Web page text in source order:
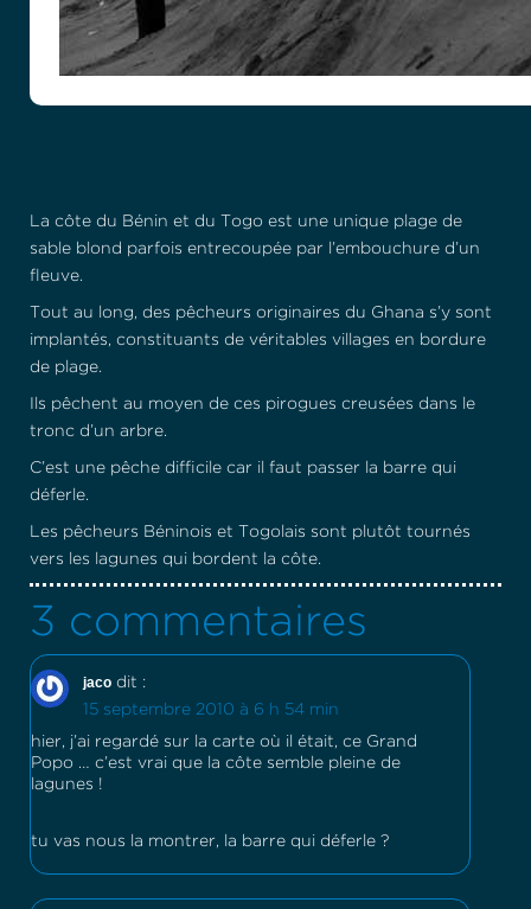
La côte du Bénin et du Togo est une unique plage de
sable blond parfois entrecoupée par l’embouchure d’un
fleuve.
Tout au long, des pêcheurs originaires du Ghana s’y sont
implantés, constituants de véritables villages en bordure
de plage.
Ils pêchent au moyen de ces pirogues creusées dans le
tronc d’un arbre.
C’est une pêche difficile car il faut passer la barre qui
déferle.
Les pêcheurs Béninois et Togolais sont plutôt tournés
vers les lagunes qui bordent la côte.
3 commentaires
jaco dit :
15 septembre 2010 à 6 h 54 min
hier, j’ai regardé sur la carte où il était, ce Grand
Popo … c’est vrai que la côte semble pleine de
lagunes !
tu vas nous la montrer, la barre qui déferle ?